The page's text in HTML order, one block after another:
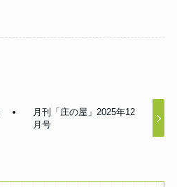
月刊「庄の屋」2025年12
月号